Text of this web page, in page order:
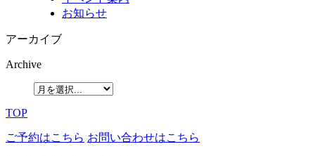
お知らせ
アーカイブ
Archive
TOP
ご予約はこちら お問い合わせはこちら